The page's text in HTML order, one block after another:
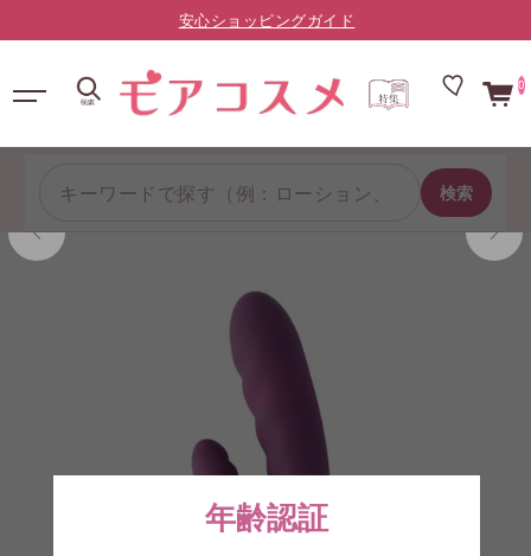
0
年齢認証
検索
LINE友だち限定：¥10,000以上で送料無料（登録はこちら）